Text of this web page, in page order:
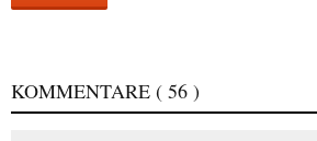
KOMMENTARE ( 56 )